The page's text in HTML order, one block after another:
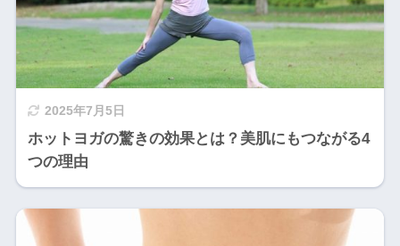
2025年7月5日
ホットヨガの驚きの効果とは？美肌にもつながる4
つの理由